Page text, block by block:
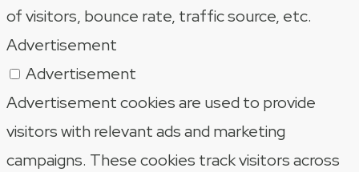
of visitors, bounce rate, traffic source, etc.
Advertisement
Advertisement
Advertisement cookies are used to provide
visitors with relevant ads and marketing
campaigns. These cookies track visitors across